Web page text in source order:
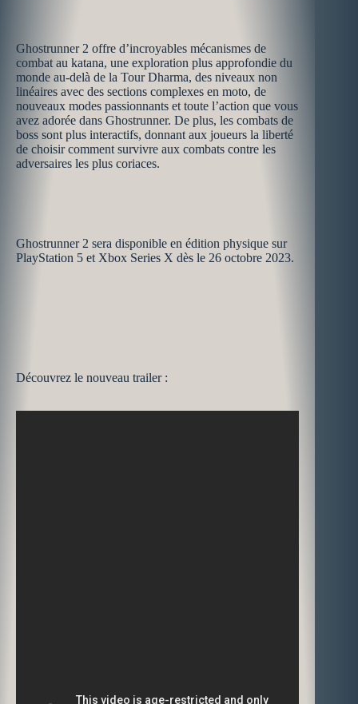
Ghostrunner 2 offre d’incroyables mécanismes de
combat au katana, une exploration plus approfondie du
monde au-delà de la Tour Dharma, des niveaux non
linéaires avec des sections complexes en moto, de
nouveaux modes passionnants et toute l’action que vous
avez adorée dans Ghostrunner. De plus, les combats de
boss sont plus interactifs, donnant aux joueurs la liberté
de choisir comment survivre aux combats contre les
adversaires les plus coriaces.
Ghostrunner 2 sera disponible en édition physique sur
PlayStation 5 et Xbox Series X dès le 26 octobre 2023.
Découvrez le nouveau trailer :